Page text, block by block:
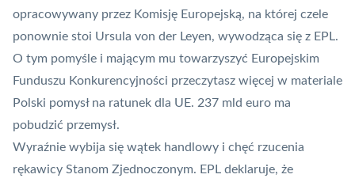
opracowywany przez Komisję Europejską, na której czele
ponownie stoi Ursula von der Leyen, wywodząca się z EPL.
O tym pomyśle i mającym mu towarzyszyć Europejskim
Funduszu Konkurencyjności przeczytasz więcej w materiale
Polski pomysł na ratunek dla UE. 237 mld euro ma
pobudzić przemysł.
Wyraźnie wybija się wątek handlowy i chęć rzucenia
rękawicy Stanom Zjednoczonym. EPL deklaruje, że